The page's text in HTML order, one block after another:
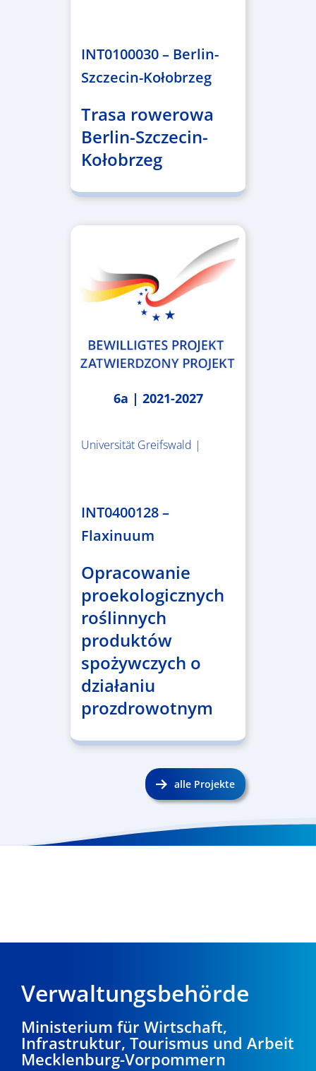
INT0100030 – Berlin-
Szczecin-Kołobrzeg
Trasa rowerowa
Berlin-Szczecin-
Kołobrzeg
6a | 2021-2027
Universität Greifswald |
INT0400128 –
Flaxinuum
Opracowanie
proekologicznych
roślinnych
produktów
spożywczych o
działaniu
prozdrowotnym
alle Projekte
Verwaltungsbehörde
Ministerium für Wirtschaft,
Infrastruktur, Tourismus und Arbeit
Mecklenburg-Vorpommern